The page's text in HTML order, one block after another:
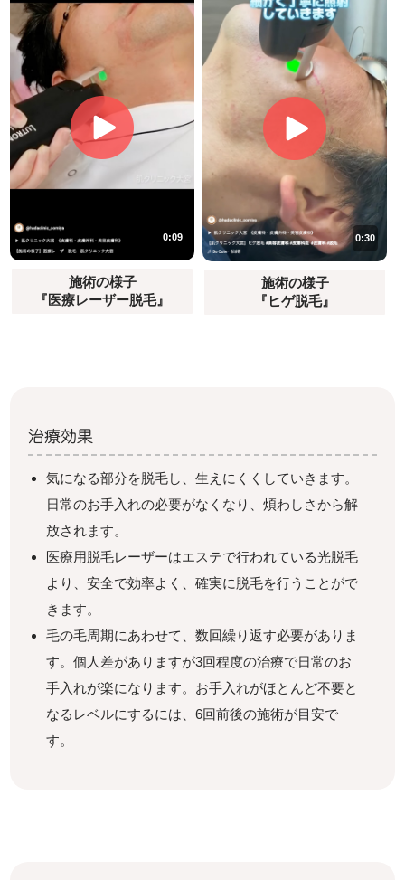
0:09
施術の様子
『医療レーザー脱毛』
0:30
施術の様子
『ヒゲ脱毛』
治療効果
気になる部分を脱毛し、生えにくくしていきます。
日常のお手入れの必要がなくなり、煩わしさから解
放されます。
医療用脱毛レーザーはエステで行われている光脱毛
より、安全で効率よく、確実に脱毛を行うことがで
きます。
毛の毛周期にあわせて、数回繰り返す必要がありま
す。個人差がありますが3回程度の治療で日常のお
手入れが楽になります。お手入れがほとんど不要と
なるレベルにするには、6回前後の施術が目安で
す。